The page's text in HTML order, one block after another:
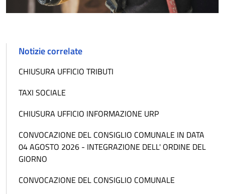
Notizie correlate
CHIUSURA UFFICIO TRIBUTI
TAXI SOCIALE
CHIUSURA UFFICIO INFORMAZIONE URP
CONVOCAZIONE DEL CONSIGLIO COMUNALE IN DATA
04 AGOSTO 2026 - INTEGRAZIONE DELL' ORDINE DEL
GIORNO
CONVOCAZIONE DEL CONSIGLIO COMUNALE